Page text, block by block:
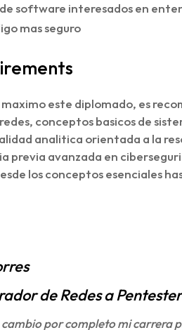
software interesados en
mas seguro
este diplomado, es
conceptos basicos de
analitica orientada a la
previa avanzada en
los conceptos esenciales
de Redes a
por completo mi carrera